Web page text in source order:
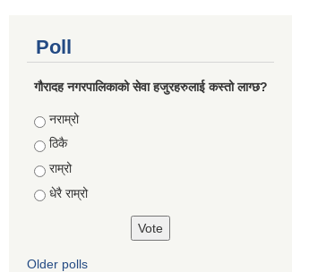
Poll
गौरादह नगरपालिकाको सेवा हजुरहरुलाई कस्तो लाग्छ?
Choices
नराम्रो
ठिकै
राम्रो
धेरै राम्रो
Older polls